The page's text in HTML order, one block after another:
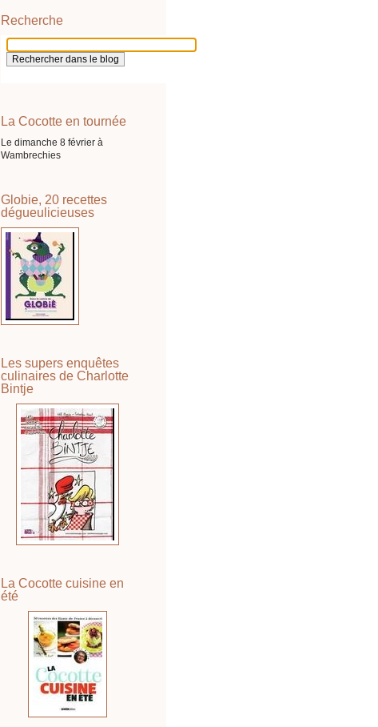
Recherche
La Cocotte en tournée
Le dimanche 8 février à
Wambrechies
Globie, 20 recettes
dégueulicieuses
Les supers enquêtes
culinaires de Charlotte
Bintje
La Cocotte cuisine en
été